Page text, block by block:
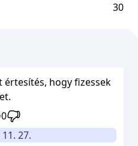
30
hogy fizessek
0
27.